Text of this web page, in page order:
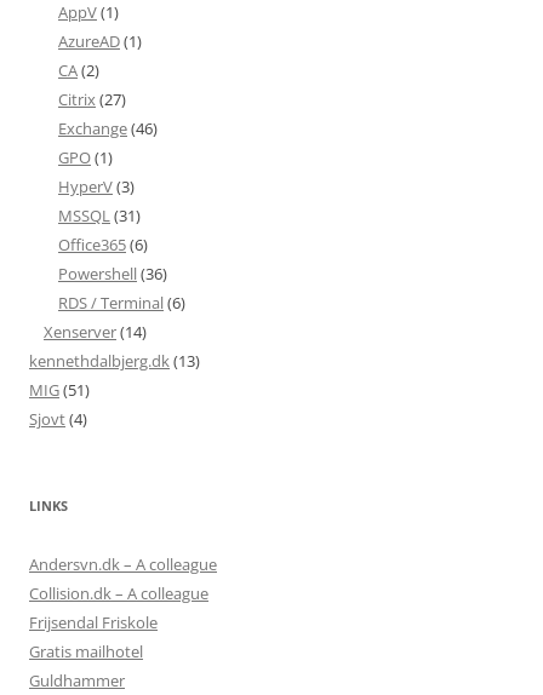
AppV(1)
AzureAD(1)
CA(2)
Citrix(27)
Exchange(46)
GPO(1)
HyperV(3)
MSSQL(31)
Office365(6)
Powershell(36)
RDS / Terminal(6)
Xenserver(14)
kennethdalbjerg.dk(13)
MIG(51)
Sjovt(4)
LINKS
Andersvn.dk – A colleague
Collision.dk – A colleague
Frijsendal Friskole
Gratis mailhotel
Guldhammer